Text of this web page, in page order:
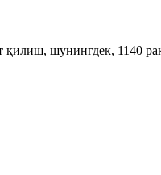
қилиш, шунингдек, 1140